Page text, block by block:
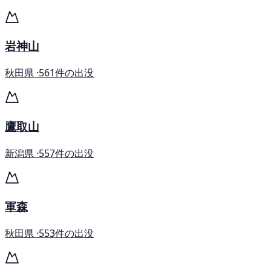
岩神山
秋田県 ·561件の出没
鷹取山
新潟県 ·557件の出没
軍森
秋田県 ·553件の出没